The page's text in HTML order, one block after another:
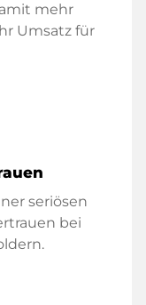
mehr
Umsatz für
seriösen
bei